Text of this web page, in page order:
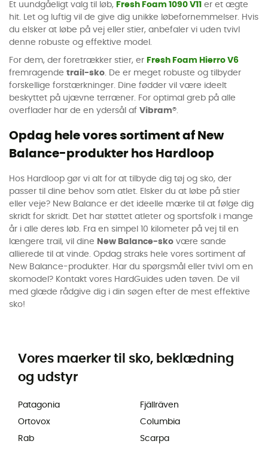
Et uundgåeligt valg til løb, Fresh Foam 1090 V11 er et ægte
hit. Let og luftig vil de give dig unikke løbefornemmelser. Hvis
du elsker at løbe på vej eller stier, anbefaler vi uden tvivl
denne robuste og effektive model.
For dem, der foretrækker stier, er Fresh Foam Hierro V6
fremragende trail-sko. De er meget robuste og tilbyder
forskellige forstærkninger. Dine fødder vil være ideelt
beskyttet på ujævne terræner. For optimal greb på alle
overflader har de en ydersål af Vibram®.
Opdag hele vores sortiment af New
Balance-produkter hos Hardloop
Hos Hardloop gør vi alt for at tilbyde dig tøj og sko, der
passer til dine behov som atlet. Elsker du at løbe på stier
eller veje? New Balance er det ideelle mærke til at følge dig
skridt for skridt. Det har støttet atleter og sportsfolk i mange
år i alle deres løb. Fra en simpel 10 kilometer på vej til en
længere trail, vil dine New Balance-sko være sande
allierede til at vinde. Opdag straks hele vores sortiment af
New Balance-produkter. Har du spørgsmål eller tvivl om en
skomodel? Kontakt vores HardGuides uden tøven. De vil
med glæde rådgive dig i din søgen efter de mest effektive
sko!
Vores maerker til sko, beklædning
og udstyr
Patagonia
Ortovox
Rab
Fjällräven
Columbia
Scarpa